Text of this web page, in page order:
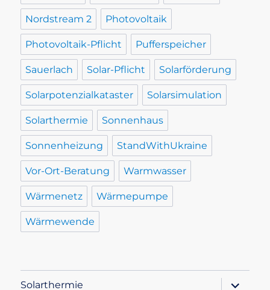
Nordstream 2 Photovoltaik
Photovoltaik-Pflicht Pufferspeicher
Sauerlach Solar-Pflicht Solarförderung
Solarpotenzialkataster Solarsimulation
Solarthermie Sonnenhaus
Sonnenheizung StandWithUkraine
Vor-Ort-Beratung Warmwasser
Wärmenetz Wärmepumpe
Wärmewende
Solarthermie